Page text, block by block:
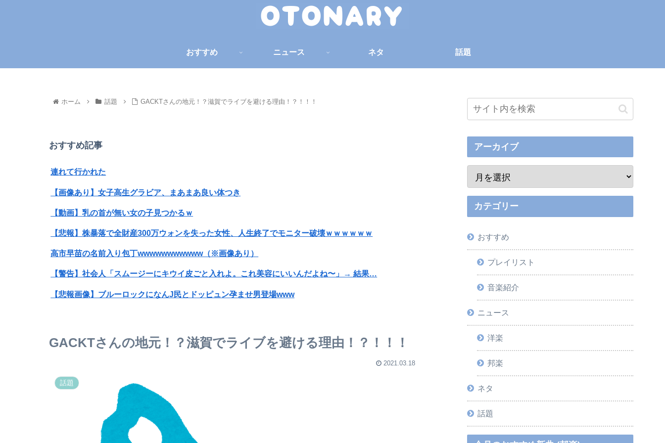
おすすめ ニュース ネタ 話題
ホーム 話題 GACKTさんの地元！？滋賀でライブを避ける理由！？！！！
おすすめ記事
連れて行かれた
【画像あり】女子高生グラビア、まあまあ良い体つき
【動画】乳の首が無い女の子見つかるｗ
【悲報】株暴落で全財産300万ウォンを失った女性、人生終了でモニター破壊ｗｗｗｗｗｗ
高市早苗の名前入り包丁wwwwwwwwwww（※画像あり）
【警告】社会人「スムージーにキウイ皮ごと入れよ。これ美容にいいんだよね〜」→ 結果…
【悲報画像】ブルーロックになんJ民とドッピュン孕ませ男登場www
【画像】ビリー・アイリッシュ(24)、ライブで超モリマンスジを強調して炎上ｗｗｗｗｗｗｗｗ
【画像】『例のチー牛のイラスト』にそっくりすぎる男の子wwwwwww
海外「お前らにとってのマジで笑える日本アニメ教えて」
【画像】JK「待って、お姉ちゃんがセクシーな服着て文化祭に来た笑」
GACKTさんの地元！？滋賀でライブを避ける理由！？！！！
2021.03.18
話題
アーカイブ
カテゴリー
おすすめ
プレイリスト
音楽紹介
ニュース
洋楽
邦楽
ネタ
話題